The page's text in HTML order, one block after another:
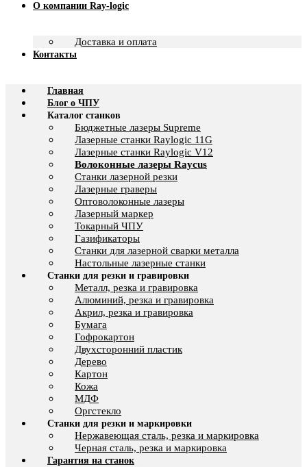
О компании Ray-logic
Доставка и оплата
Контакты
Главная
Блог о ЧПУ
Каталог станков
Бюджетные лазеры Supreme
Лазерные станки Raylogic 11G
Лазерные станки Raylogic V12
Волоконные лазеры Raycus
Станки лазерной резки
Лазерные граверы
Оптоволоконные лазеры
Лазерный маркер
Токарный ЧПУ
Газификаторы
Cтанки для лазерной сварки металла
Настольные лазерные станки
Станки для резки и гравировки
Металл, резка и гравировка
Алюминий, резка и гравировка
Акрил, резка и гравировка
Бумага
Гофрокартон
Двухсторонний пластик
Дерево
Картон
Кожа
МДФ
Оргстекло
Станки для резки и маркировки
Нержавеющая сталь, резка и маркировка
Черная сталь, резка и маркировка
Гарантия на станок